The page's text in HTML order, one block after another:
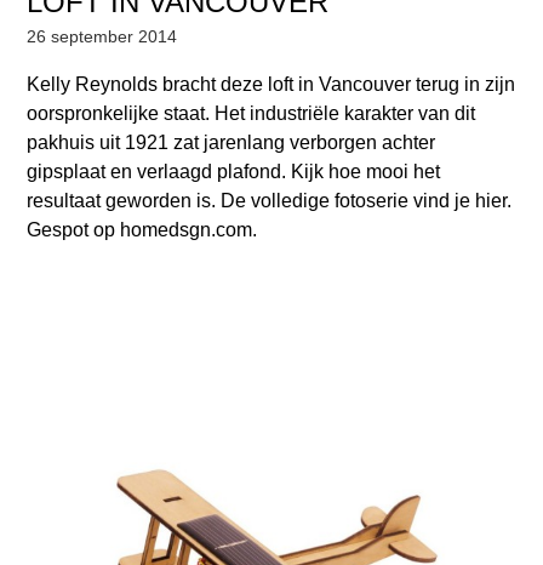
26 september 2014
Kelly Reynolds bracht deze loft in Vancouver terug in zijn
oorspronkelijke staat. Het industriële karakter van dit
pakhuis uit 1921 zat jarenlang verborgen achter
gipsplaat en verlaagd plafond. Kijk hoe mooi het
resultaat geworden is. De volledige fotoserie vind je hier.
Gespot op homedsgn.com.